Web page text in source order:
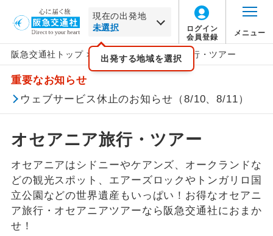
現在の出発地
出発する地域を選択
ログイン
会員登録
メニュー
阪急交通社トップ > 海外旅行 >オセアニア旅行・ツアー
重要なお知らせ
ウェブサービス休止のお知らせ（8/10、8/11）
オセアニア旅行・ツアー
オセアニアはシドニーやケアンズ、オークランドな
どの観光スポット、エアーズロックやトンガリロ国
立公園などの世界遺産もいっぱい！お得なオセアニ
ア旅行・オセアニアツアーなら阪急交通社におまか
せ！
北海道
東北
東海
関西
オセアニア
オセアニアすべて
タヒチ
フィジー
この月をすべて選択
年月
この月をすべて選択
年月
旅行タイプ
家族旅行
長期滞在
周遊
エコノミー
プレミアムエコノミー
トラピックス
クリスタルハート
ロイヤルコレクション
その他
催行確定
1名催行